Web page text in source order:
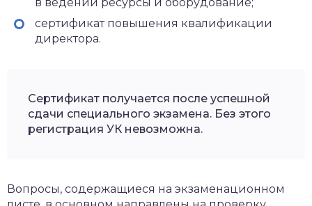
сертификат повышения квалификации
директора.
Сертификат получается после успешной
сдачи специального экзамена. Без этого
регистрация УК невозможна.
Вопросы, содержащиеся на экзаменационном